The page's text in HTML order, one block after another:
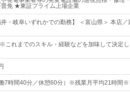
免 ★東証プライム上場企業
井・岐阜いずれかでの勤務】 ＜富山県＞ 本店
これまでのスキル・経験などを加味して決定
7時間40分／休憩60分）※残業月平均21時間